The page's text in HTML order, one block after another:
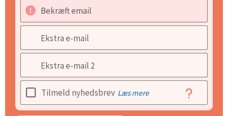
Bekræft email
Ekstra e-mail
Ekstra e-mail 2
Tilmeld nyhedsbrev Læs mere